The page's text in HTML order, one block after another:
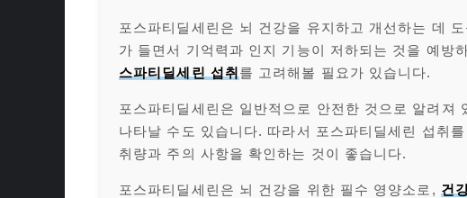
포스파티딜세린은 뇌 건강을 유지하고 개선하는 데
가 들면서 기억력과 인지 기능이 저하되는 것을 예방
스파티딜세린 섭취 를 고려해볼 필요가 있습니다.
포스파티딜세린은 일반적으로 안전한 것으로 알려져
나타날 수도 있습니다. 따라서 포스파티딜세린 섭취
취량과 주의 사항을 확인하는 것이 좋습니다.
포스파티딜세린은 뇌 건강을 위한 필수 영양소로, 건